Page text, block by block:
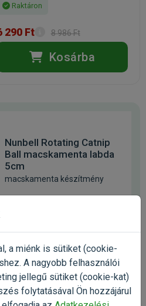
Raktáron
290 Ft 8 986 Ft
Kosárba
Nunbell Rotating Catnip
Ball macskamenta labda
5cm
macskamenta készítmény
Raktáron
142 Ft 1 428 Ft
Kosárba
a miénk is sütiket (cookie-
A nagyobb felhasználói
jellegű sütiket (cookie-kat)
folytatásával Ön hozzájárul